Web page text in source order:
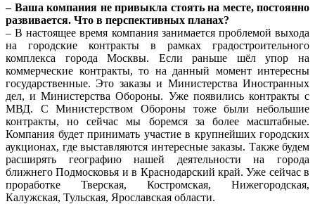
– Ваша компания не привыкла стоять на месте, постоянно
развивается. Что в перспективных планах?
– В настоящее время компания занимается проблемой выхода
на городские контракты в рамках градостроительного
комплекса города Москвы. Если раньше шёл упор на
коммерческие контракты, то на данный момент интересны
государственные. Это заказы и Министерства Иностранных
дел, и Министерства Обороны. Уже появились контракты с
МВД. С Министерством Обороны тоже были небольшие
контракты, но сейчас мы боремся за более масштабные.
Компания будет принимать участие в крупнейших городских
аукционах, где выставляются интересные заказы. Также будем
расширять географию нашей деятельности на города
ближнего Подмосковья и в Краснодарский край. Уже сейчас в
проработке Тверская, Костромская, Нижегородская,
Калужская, Тульская, Ярославская области.